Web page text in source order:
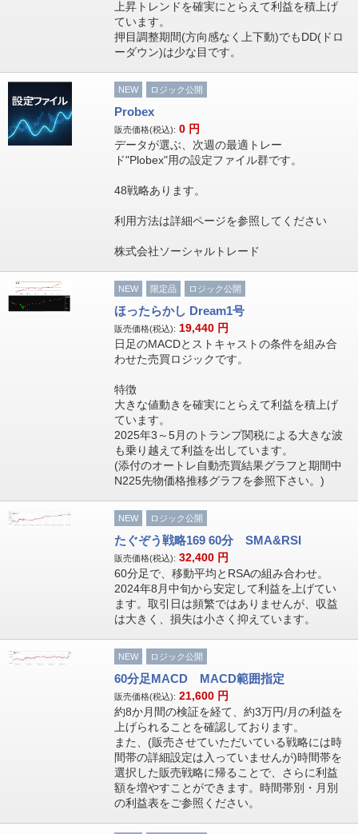
上昇トレンドを確実にとらえて利益を積上げ
ています。
押目調整期間(方向感なく上下動)でもDD(ドロ
ーダウン)は少な目です。
NEW ロジック公開
Probex
販売価格(税込): 0 円
データが選ぶ、次週の最適トレー
ド"Plobex"用の設定ファイル群です。
48戦略あります。
利用方法は詳細ページを参照してください
株式会社ソーシャルトレード
NEW 限定品 ロジック公開
ほったらかし Dream1号
販売価格(税込): 19,440 円
日足のMACDとストキャストの条件を組み合
わせた売買ロジックです。
特徴
大きな値動きを確実にとらえて利益を積上げ
ています。
2025年3～5月のトランプ関税による大きな波
も乗り越えて利益を出しています。
(添付のオートレ自動売買結果グラフと期間中
N225先物価格推移グラフを参照下さい。)
NEW ロジック公開
たぐぞう戦略169 60分 SMA&RSI
販売価格(税込): 32,400 円
60分足で、移動平均とRSAの組み合わせ。
2024年8月中旬から安定して利益を上げてい
ます。取引日は頻繁ではありませんが、収益
は大きく、損失は小さく抑えています。
NEW ロジック公開
60分足MACD MACD範囲指定
販売価格(税込): 21,600 円
約8か月間の検証を経て、約3万円/月の利益を
上げられることを確認しております。
また、(販売させていただいている戦略には時
間帯の詳細設定は入っていませんが)時間帯を
選択した販売戦略に帰ることで、さらに利益
額を増やすことができます。時間帯別・月別
の利益表をご参照ください。